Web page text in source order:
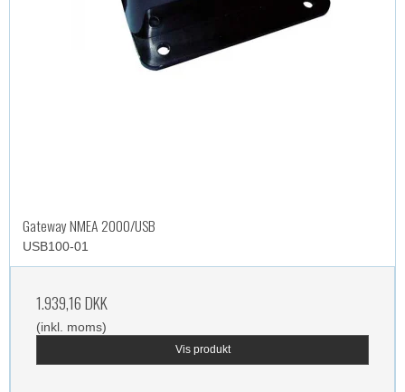
Gateway NMEA 2000/USB
USB100-01
1.939,16 DKK
(inkl. moms)
Vis produkt